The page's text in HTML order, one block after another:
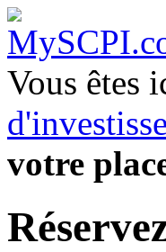
Vous êtes
votre